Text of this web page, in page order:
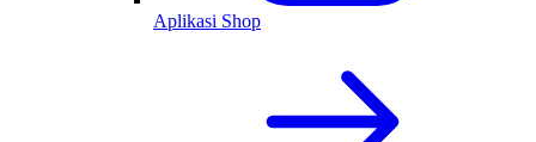
Aplikasi Shop